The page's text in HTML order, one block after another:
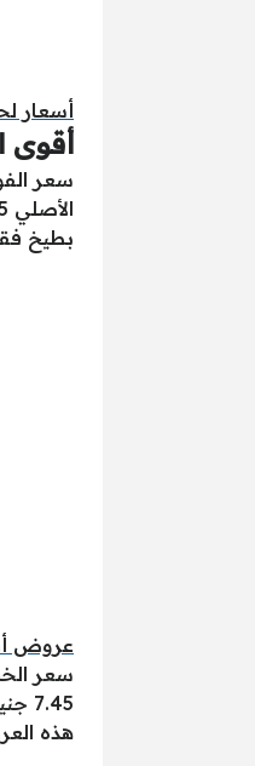
أسعار لحوم عيد الأضحى
أقوى
بطيخ فقط 4.45 جنيه بدلاً
عروض أسواق العثيم
هذه